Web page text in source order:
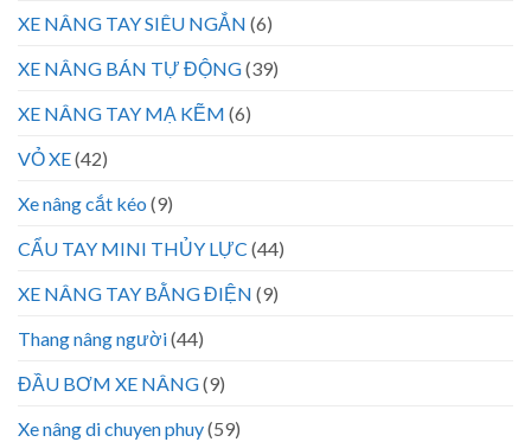
XE NÂNG TAY SIÊU NGẮN (6)
XE NÂNG BÁN TỰ ĐỘNG(39)
XE NÂNG TAY MẠ KẼM (6)
VỎ XE(42)
Xe nâng cắt kéo (9)
CẨU TAY MINI THỦY LỰC (44)
XE NÂNG TAY BẰNG ĐIỆN (9)
Thang nâng người(44)
ĐẦU BƠM XE NÂNG(9)
Xe nâng di chuyen phuy(59)